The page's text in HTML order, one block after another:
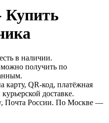
Купить
в наличии.
получить по
карту, QR-код, платёжная
доставке.
Почта России. По Москве —